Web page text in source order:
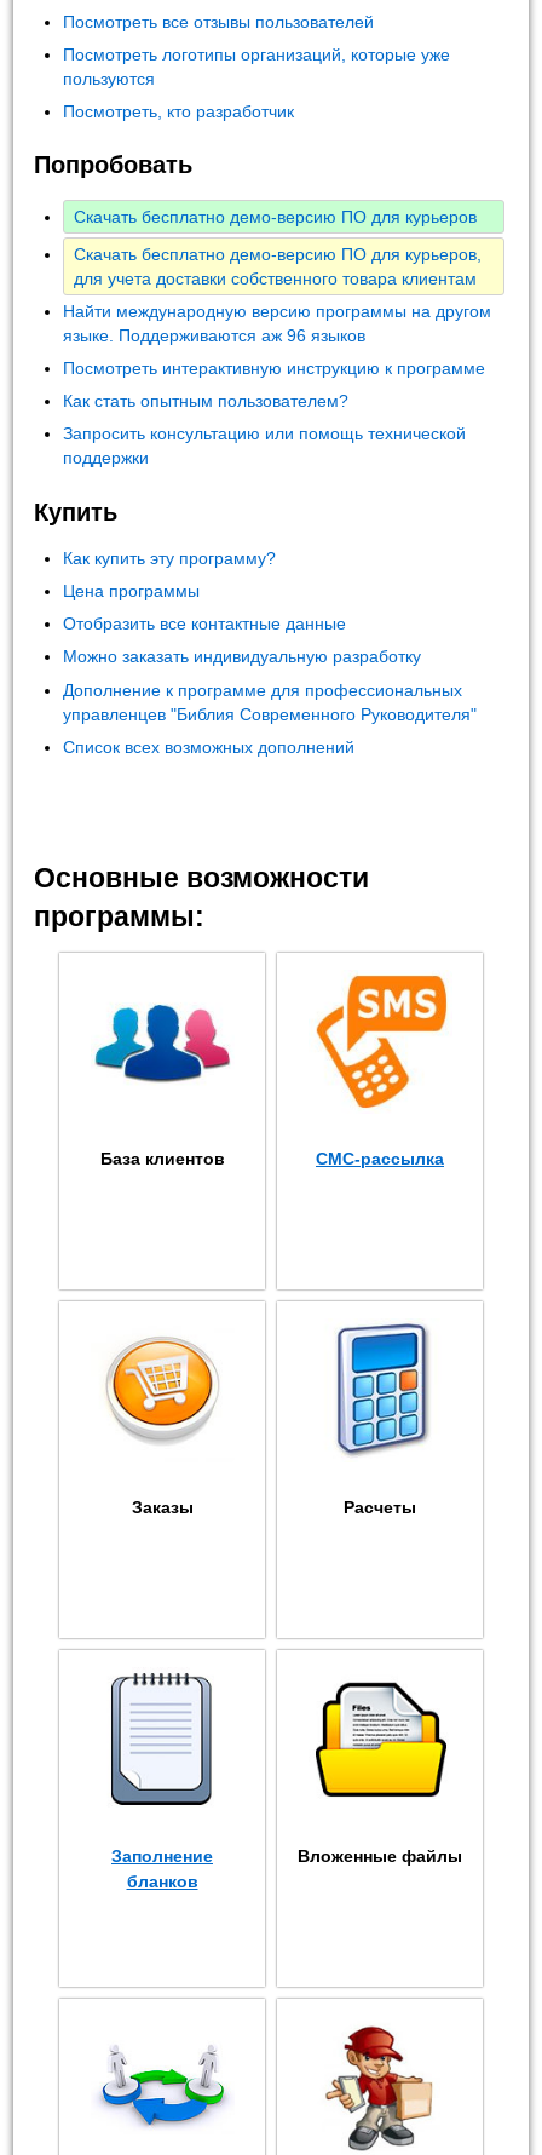
Посмотреть все отзывы пользователей
Посмотреть логотипы организаций, которые уже
пользуются
Посмотреть, кто разработчик
Попробовать
Скачать бесплатно демо-версию ПО для курьеров
Скачать бесплатно демо-версию ПО для курьеров,
для учета доставки собственного товара клиентам
Найти международную версию программы на другом
языке. Поддерживаются аж 96 языков
Посмотреть интерактивную инструкцию к программе
Как стать опытным пользователем?
Запросить консультацию или помощь технической
поддержки
Купить
Как купить эту программу?
Цена программы
Отобразить все контактные данные
Можно заказать индивидуальную разработку
Дополнение к программе для профессиональных
управленцев "Библия Современного Руководителя"
Список всех возможных дополнений
Основные возможности
программы:
База клиентов СМС-рассылка
Заказы Расчеты
Заполнение
бланков
Вложенные файлы